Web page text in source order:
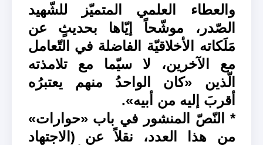
والعطاء العلمي المتميّز للشّهيد
الصّدر، موشّحاً إيّاها بحديثٍ عن
مَلَكاته الأخلاقيّة الفاضلة في التّعامل
مع الآخرين، لا سيّما مع تلامذته
الّذين «كان الواحدُ منهم يعتبرُه
أقربَ إليه من أبيه».
* النّصّ المنشور في باب «حوارات»
من هذا العدد، نقلاً عن (الاجتهاد